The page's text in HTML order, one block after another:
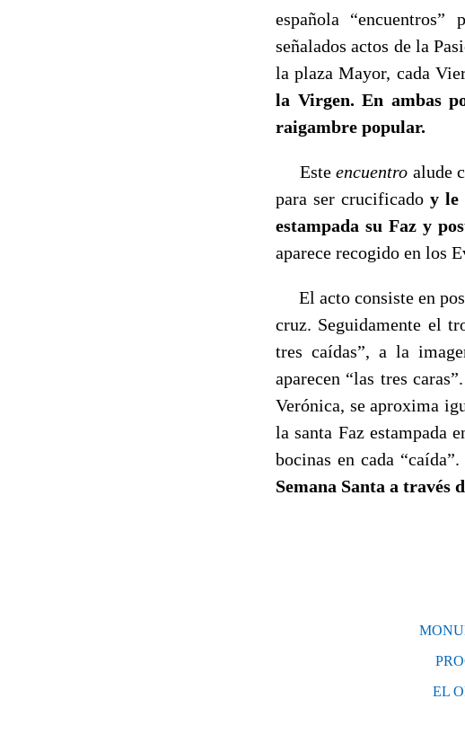
española “encuentros”
señalados actos de la
la plaza Mayor, cada
la Virgen. En ambas
raigambre popular.
Esteencuentro alude
para ser crucificadoy le
estampada su Faz y
aparece recogido en los
El acto consiste en
cruz. Seguidamente el
tres caídas”, a la
aparecen “las tres
Verónica, se aproxima
la santa Faz estampada
bocinas en cada “caída”.
Semana Santa a través
EL